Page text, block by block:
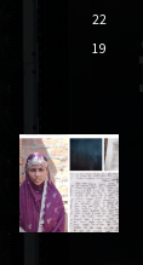
22
19